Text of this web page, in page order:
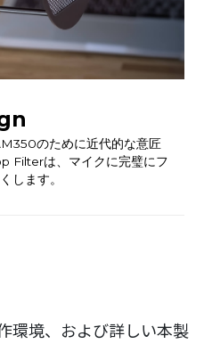
のために近代的な意匠
Filterは、マイクに完璧にフ
します。
環境、および詳しい本製